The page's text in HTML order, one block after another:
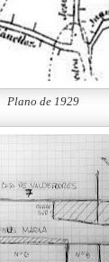
Plano de 1929